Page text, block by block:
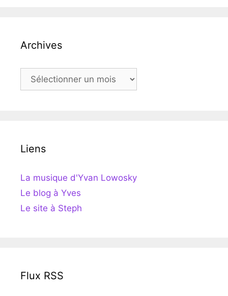
Archives
Archives
Liens
La musique d'Yvan Lowosky
Le blog à Yves
Le site à Steph
Flux RSS